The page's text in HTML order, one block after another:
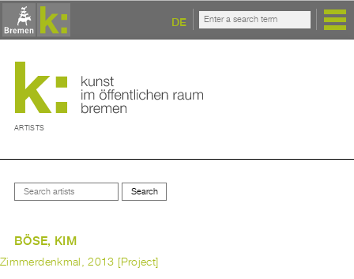
DE
ARTISTS
BÖSE, KIM
Zimmerdenkmal, 2013 [Project]